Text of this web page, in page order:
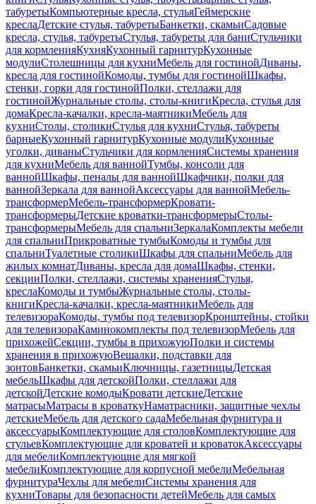
табуретыКомпьютерные кресла, стульяГеймерские
креслаДетские стулья, табуретыБанкетки, скамьиСадовые
кресла, стулья, табуретыСтулья, табуреты для баниСтульчики
для кормленияКухняКухонный гарнитурКухонные
модулиСтолешницы для кухниМебель для гостинойДиваны,
кресла для гостинойКомоды, тумбы для гостинойШкафы,
стенки, горки для гостинойПолки, стеллажи для
гостинойЖурнальные столы, столы-книгиКресла, стулья для
домаКресла-качалки, кресла-маятникиМебель для
кухниСтолы, столикиСтулья для кухниСтулья, табуреты
барныеКухонный гарнитурКухонные модулиКухонные
уголки, диваныСтульчики для кормленияСистемы хранения
для кухниМебель для ваннойТумбы, консоли для
ваннойШкафы, пеналы для ваннойШкафчики, полки для
ваннойЗеркала для ваннойАксессуары для ваннойМебель-
трансформерМебель-трансформерКровати-
трансформерыДетские кроватки-трансформерыСтолы-
трансформерыМебель для спальниЗеркалаКомплекты мебели
для спальниПрикроватные тумбыКомоды и тумбы для
спальниТуалетные столикиШкафы для спальниМебель для
жилых комнатДиваны, кресла для домаШкафы, стенки,
секцииПолки, стеллажи, системы храненияСтулья,
креслаКомоды и тумбыЖурнальные столы, столы-
книгиКресла-качалки, кресла-маятникиМебель для
телевизораКомоды, тумбы под телевизорКронштейны, стойки
для телевизораКаминокомплекты под телевизорМебель для
прихожейСекции, тумбы в прихожуюПолки и системы
хранения в прихожуюВешалки, подставки для
зонтовБанкетки, скамьиКлючницы, газетницыДетская
мебельШкафы для детскойПолки, стеллажи для
детскойДетские комодыКровати детскиеДетские
матрасыМатрасы в кроваткуНаматрасники, защитные чехлы
детскиеМебель для детского садаМебельная фурнитура и
аксессуарыКомплектующие для столовКомплектующие для
стульевКомплектующие для кроватей и кроватокАксессуары
для мебелиКомплектующие для мягкой
мебелиКомплектующие для корпусной мебелиМебельная
фурнитураЧехлы для мебелиСистемы хранения для
кухниТовары для безопасности детейМебель для самых